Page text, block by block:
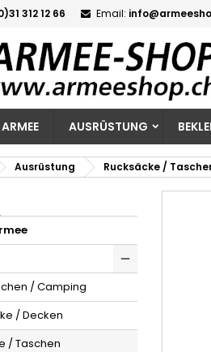
312 12 66 Email:
AUSRÜSTUNG
Ausrüstung Rucksäcke /
/ Camping
/ Decken
/ Taschen
add_circle_outline